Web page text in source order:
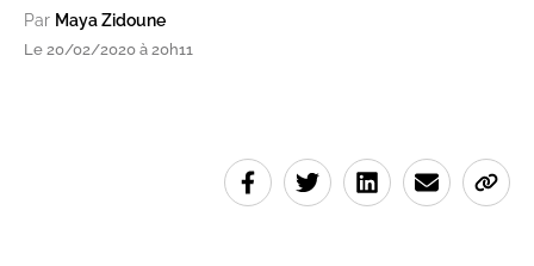
Par Maya Zidoune
Le 20/02/2020 à 20h11